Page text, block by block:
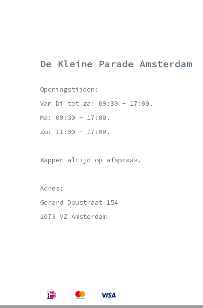
De Kleine Parade Amsterdam
Openingstijden:
Van Di tot za: 09:30 - 17:00.
Ma: 09:30 - 17:00.
Zo: 11:00 - 17:00.
Kapper altijd op afspraak.
Adres:
Gerard Doustraat 154
1073 VZ Amsterdam